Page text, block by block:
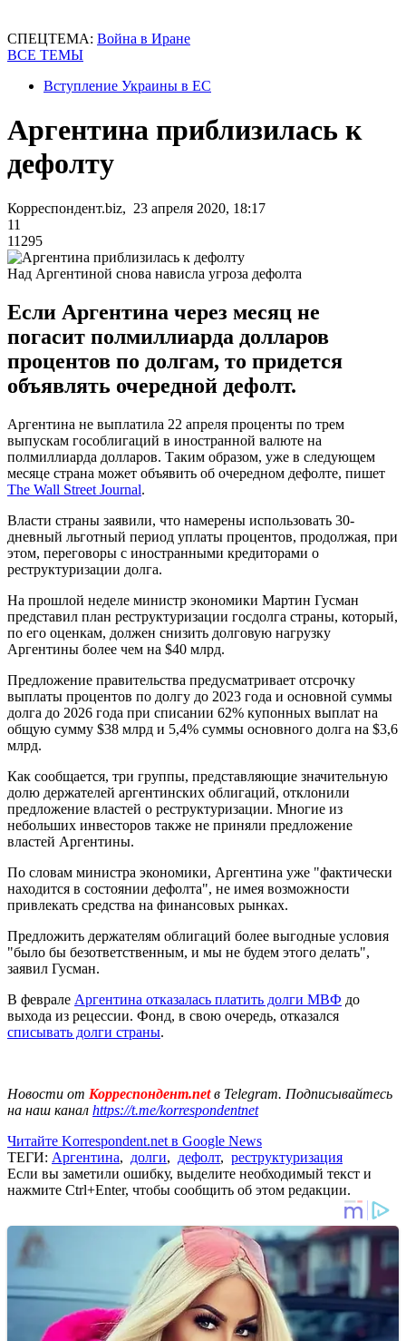
СПЕЦТЕМА: Война в Иране
ВСЕ ТЕМЫ
Вступление Украины в ЕС
Аргентина приблизилась к
дефолту
Корреспондент.biz, 23 апреля 2020, 18:17
11
11295
Над Аргентиной снова нависла угроза дефолта
Если Аргентина через месяц не
погасит полмиллиарда долларов
процентов по долгам, то придется
объявлять очередной дефолт.
Аргентина не выплатила 22 апреля проценты по трем
выпускам гособлигаций в иностранной валюте на
полмиллиарда долларов. Таким образом, уже в следующем
месяце страна может объявить об очередном дефолте, пишет
The Wall Street Journal.
Власти страны заявили, что намерены использовать 30-
дневный льготный период уплаты процентов, продолжая, при
этом, переговоры с иностранными кредиторами о
реструктуризации долга.
На прошлой неделе министр экономики Мартин Гусман
представил план реструктуризации госдолга страны, который,
по его оценкам, должен снизить долговую нагрузку
Аргентины более чем на $40 млрд.
Предложение правительства предусматривает отсрочку
выплаты процентов по долгу до 2023 года и основной суммы
долга до 2026 года при списании 62% купонных выплат на
общую сумму $38 млрд и 5,4% суммы основного долга на $3,6
млрд.
Как сообщается, три группы, представляющие значительную
долю держателей аргентинских облигаций, отклонили
предложение властей о реструктуризации. Многие из
небольших инвесторов также не приняли предложение
властей Аргентины.
По словам министра экономики, Аргентина уже "фактически
находится в состоянии дефолта", не имея возможности
привлекать средства на финансовых рынках.
Предложить держателям облигаций более выгодные условия
"было бы безответственным, и мы не будем этого делать",
заявил Гусман.
В феврале Аргентина отказалась платить долги МВФ до
выхода из рецессии. Фонд, в свою очередь, отказался
списывать долги страны.
Новости от Корреспондент.netв Telegram. Подписывайтесь
на наш канал https://t.me/korrespondentnet
Читайте Korrespondent.net в Google News
ТЕГИ: Аргентина, долги, дефолт, реструктуризация
Если вы заметили ошибку, выделите необходимый текст и
нажмите Ctrl+Enter, чтобы сообщить об этом редакции.